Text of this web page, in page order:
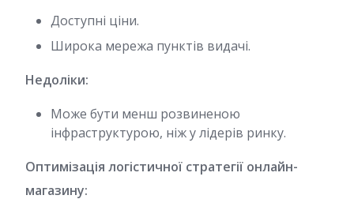
Доступні ціни.
Широка мережа пунктів видачі.
Недоліки:
Може бути менш розвиненою
інфраструктурою, ніж у лідерів ринку.
Оптимізація логістичної стратегії онлайн-
магазину: